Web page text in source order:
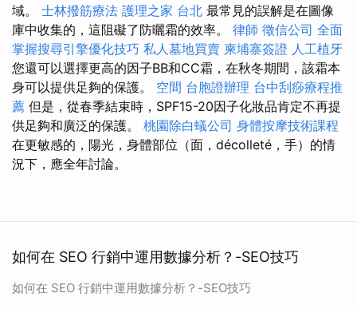
域。 士林撥筋療法 護理之家 台北 最常見的誤解是在圖像
庫中收集的，這阻礙了防曬霜的效率。 律師 徵信公司 全面
掌握搜尋引擎優化技巧 私人墓地買賣 柬埔寨簽證 人工植牙
您還可以選擇更高的因子BB和CC霜，在秋冬期間，該霜本
身可以提供足夠的保護。 空間 台胞證辦理 台中刮痧療程推
薦 但是，從春季結束時，SPF15-20因子化妝品肯定不再提
供足夠和廣泛的保護。 桃園除白蟻公司 身體按摩技術課程
在更敏感的，陽光，身體部位（面，décolleté，手）的情
況下，應全年討論。
如何在 SEO 行銷中運用數據分析？-SEO技巧
如何在 SEO 行銷中運用數據分析？-SEO技巧